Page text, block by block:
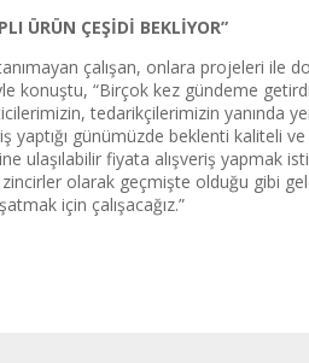
ÜRÜN ÇEŞİDİ BEKLİYOR”
çalışan, onlara projeleri ile
konuştu, “Birçok kez gündeme
tedarikçilerimizin yanında
yaptığı günümüzde beklenti kaliteli
ulaşılabilir fiyata alışveriş yapmak
olarak geçmişte olduğu gibi
için çalışacağız.”